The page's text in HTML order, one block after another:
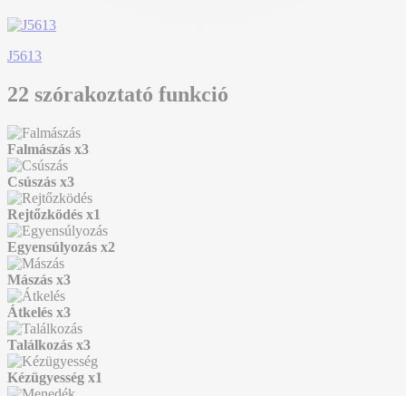
J5613
22 szórakoztató funkció
Falmászás x3
Csúszás x3
Rejtőzködés x1
Egyensúlyozás x2
Mászás x3
Átkelés x3
Találkozás x3
Kézügyesség x1